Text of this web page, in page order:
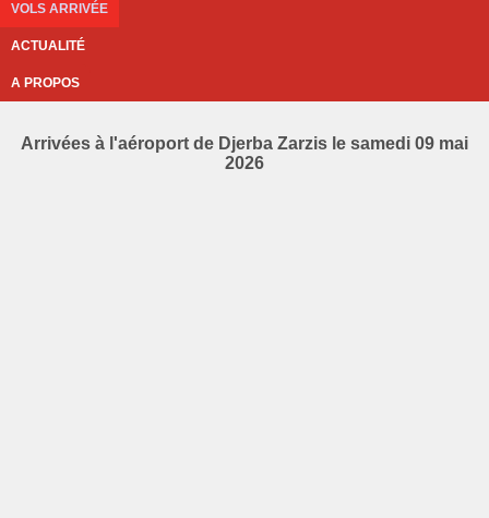
VOLS ARRIVÉE
ACTUALITÉ
A PROPOS
Arrivées à l'aéroport de Djerba Zarzis le samedi 09 mai
2026